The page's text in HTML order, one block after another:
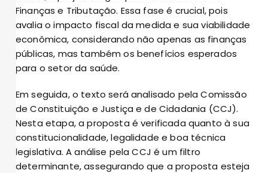
Finanças e Tributação. Essa fase é crucial, pois
avalia o impacto fiscal da medida e sua viabilidade
econômica, considerando não apenas as finanças
públicas, mas também os benefícios esperados
para o setor da saúde.
Em seguida, o texto será analisado pela Comissão
de Constituição e Justiça e de Cidadania (CCJ).
Nesta etapa, a proposta é verificada quanto à sua
constitucionalidade, legalidade e boa técnica
legislativa. A análise pela CCJ é um filtro
determinante, assegurando que a proposta esteja